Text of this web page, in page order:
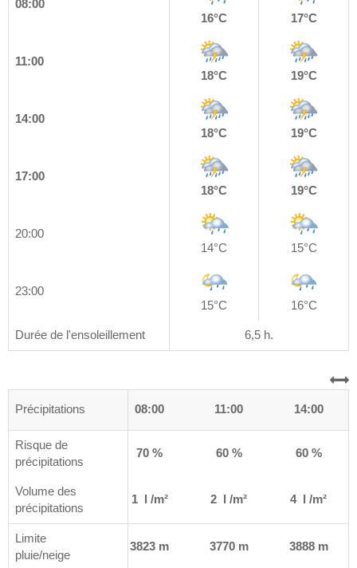
08:00
16°C
17°C
11:00
18°C
19°C
14:00
18°C
19°C
17:00
18°C
19°C
20:00
14°C
15°C
23:00
15°C
16°C
Durée de l'ensoleillement 6,5 h.
Précipitations
05:00 08:00 11:00 14:00
Risque de
précipitations
70 % 70 % 60 % 60 %
Volume des
précipitations
<1 l /m² 1 l /m² 2 l /m² 4 l /m²
Limite
pluie/neige
3823 m 3770 m 3888 m